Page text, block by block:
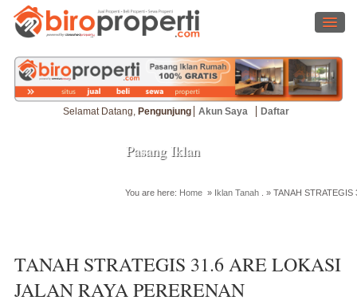
Selamat Datang, Pengunjung Akun Saya Daftar
Pasang Iklan
You are here: Home » Iklan Tanah . » TANAH STRATEGIS
TANAH STRATEGIS 31.6 ARE LOKASI
JALAN RAYA PERERENAN